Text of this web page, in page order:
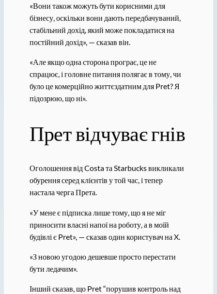
«Вони також можуть бути корисними для
бізнесу, оскільки вони дають передбачуваний,
стабільний дохід, який може покладатися на
постійний дохід», — сказав він.
«Але якщо одна сторона програє, це не
спрацює, і головне питання полягає в тому, чи
було це комерційно життєздатним для Pret? Я
підозрюю, що ні».
Прет відчуває гнів
Оголошення від Costa та Starbucks викликали
обурення серед клієнтів у той час, і тепер
настала черга Прета.
«У мене є підписка лише тому, що я не міг
приносити власні напої на роботу, а в моїй
будівлі є Pret», — сказав один користувач на X.
«З новою угодою дешевше просто перестати
бути ледачим».
Інший сказав, що Pret “порушив контроль над